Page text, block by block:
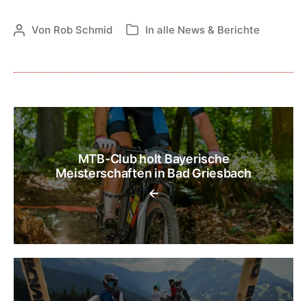
Beitragsautor
Von Rob Schmid Kategorien
In alle News & Berichte
←
MTB-Club holt Bayerische
Meisterschaften in Bad Griesbach